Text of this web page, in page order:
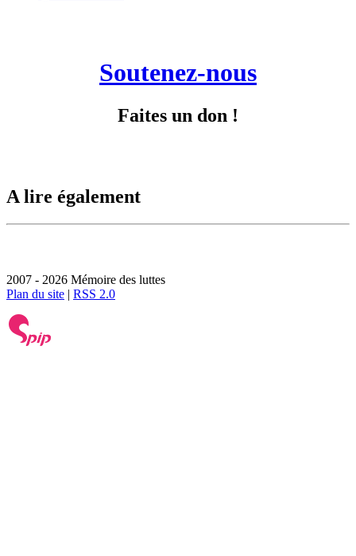
Soutenez-nous
Faites un don !
A lire également
2007 - 2026 Mémoire des luttes
Plan du site | RSS 2.0